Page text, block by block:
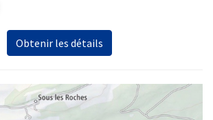
Obtenir les détails